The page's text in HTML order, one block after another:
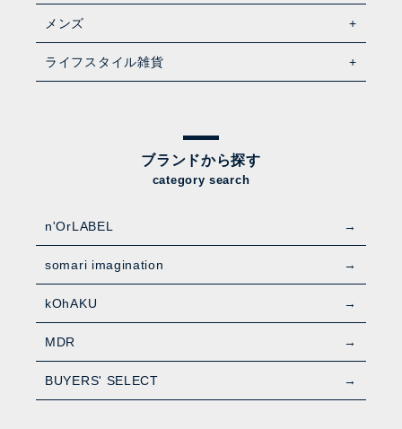
メンズ
ライフスタイル雑貨
ブランドから探す
category search
n'OrLABEL
somari imagination
kOhAKU
MDR
BUYERS' SELECT